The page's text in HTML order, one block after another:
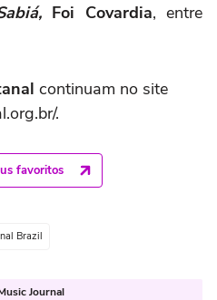
Foi Covardia, entre
continuam no site
.
favoritos
Brazil
Journal